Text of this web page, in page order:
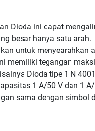
Dioda ini dapat
besar hanya satu arah.
untuk menyearahkan
memiliki tegangan
Dioda tipe 1 N
1 A/50 V dan 1
sama dengan simbol